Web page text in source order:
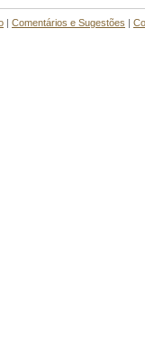
| Comentários e Sugestões |